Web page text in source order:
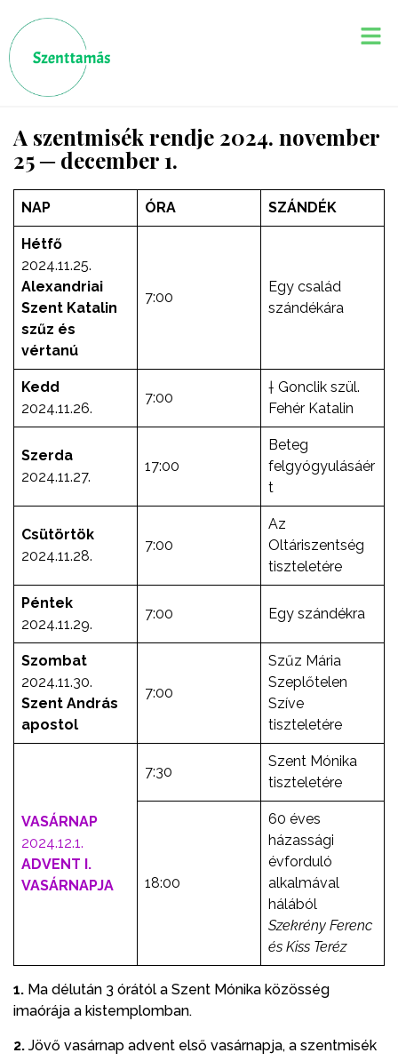
A szentmisék rendje 2024. november
25 ─ december 1.
NAP ÓRA SZÁNDÉK
Hétfő
2024.11.25.
Alexandriai
Szent Katalin
szűz és
vértanú
7:00
Egy család
szándékára
Kedd
2024.11.26.
7:00
† Gonclik szül.
Fehér Katalin
Szerda
2024.11.27.
17:00
Beteg
felgyógyulásáér
t
Csütörtök
2024.11.28.
7:00
Az
Oltáriszentség
tiszteletére
Péntek
2024.11.29.
7:00 Egy szándékra
Szombat
2024.11.30.
Szent András
apostol
7:00
Szűz Mária
Szeplőtelen
Szíve
tiszteletére
VASÁRNAP
2024.12.1.
ADVENT I.
VASÁRNAPJA
7:30
Szent Mónika
tiszteletére
18:00
60 éves
házassági
évforduló
alkalmával
hálából
Szekrény Ferenc
és Kiss Teréz
1. Ma délután 3 órától a Szent Mónika közösség
imaórája a kistemplomban.
2. Jövő vasárnap advent első vasárnapja, a szentmisék